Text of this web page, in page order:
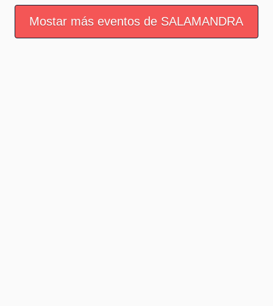
Mostar más eventos de SALAMANDRA